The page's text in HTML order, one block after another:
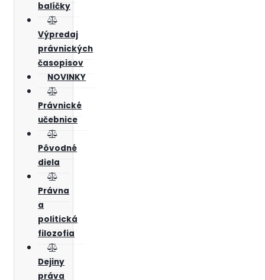
balíčky
Výpredaj
právnických
časopisov
NOVINKY
Právnické
učebnice
Pôvodné
diela
Právna
a
politická
filozofia
Dejiny
práva